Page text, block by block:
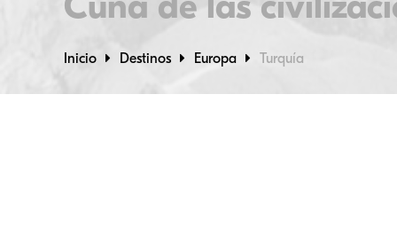
Inicio Destinos Europa Turquía